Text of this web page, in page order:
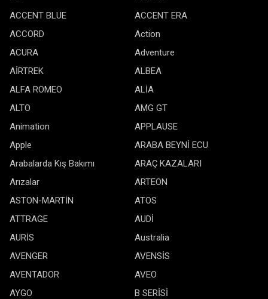
ACCENT BLUE
ACCENT ERA
ACCORD
Action
ACURA
Adventure
AİRTREK
ALBEA
ALFA ROMEO
ALİA
ALTO
AMG GT
Animation
APPLAUSE
Apple
ARABA BEYNİ ECU
Arabalarda Kış Bakımı
ARAÇ KAZALARI
Arızalar
ARTEON
ASTON-MARTİN
ATOS
ATTRAGE
AUDİ
AURİS
Australia
AVENGER
AVENSİS
AVENTADOR
AVEO
AYGO
B SERİSİ